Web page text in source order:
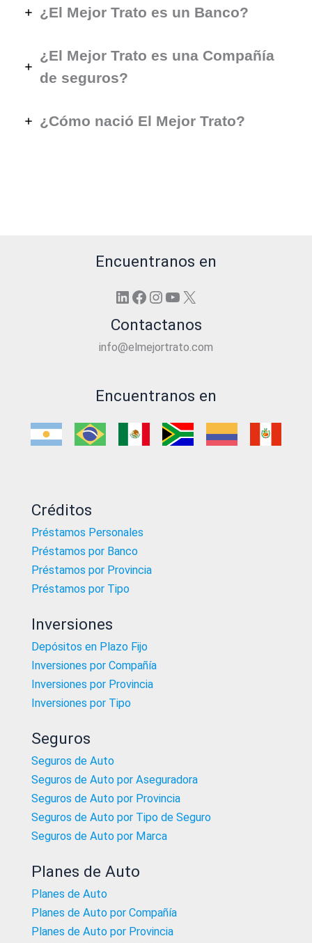
¿El Mejor Trato es un Banco?
¿El Mejor Trato es una Compañía
de seguros?
¿Cómo nació El Mejor Trato?
Encuentranos en
LinkedIn
Facebook
Instagram
YouTube
X
Contactanos
info@elmejortrato.com
Encuentranos en
Créditos
Préstamos Personales
Préstamos por Banco
Préstamos por Provincia
Préstamos por Tipo
Inversiones
Depósitos en Plazo Fijo
Inversiones por Compañía
Inversiones por Provincia
Inversiones por Tipo
Seguros
Seguros de Auto
Seguros de Auto por Aseguradora
Seguros de Auto por Provincia
Seguros de Auto por Tipo de Seguro
Seguros de Auto por Marca
Planes de Auto
Planes de Auto
Planes de Auto por Compañía
Planes de Auto por Provincia